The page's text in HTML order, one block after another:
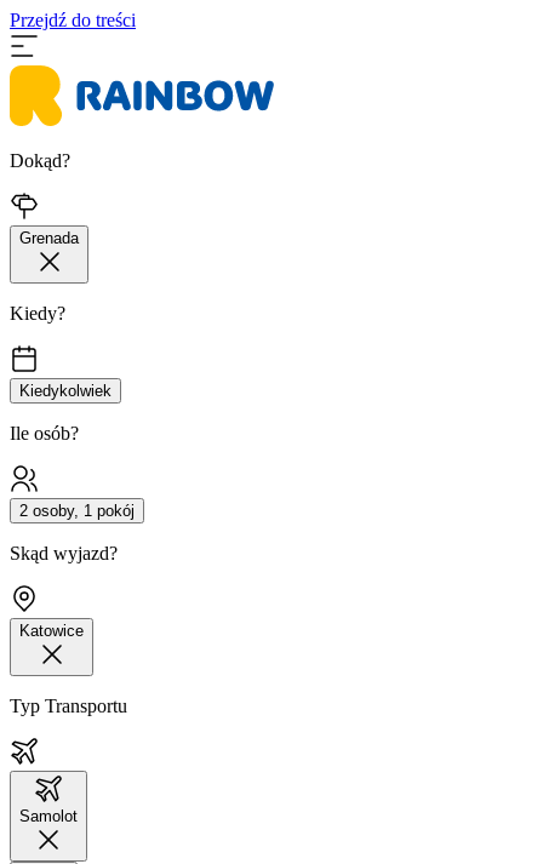
Przejdź do treści
Dokąd?
Grenada
Kiedy?
Kiedykolwiek
Ile osób?
2 osoby, 1 pokój
Skąd wyjazd?
Katowice
Typ Transportu
Samolot